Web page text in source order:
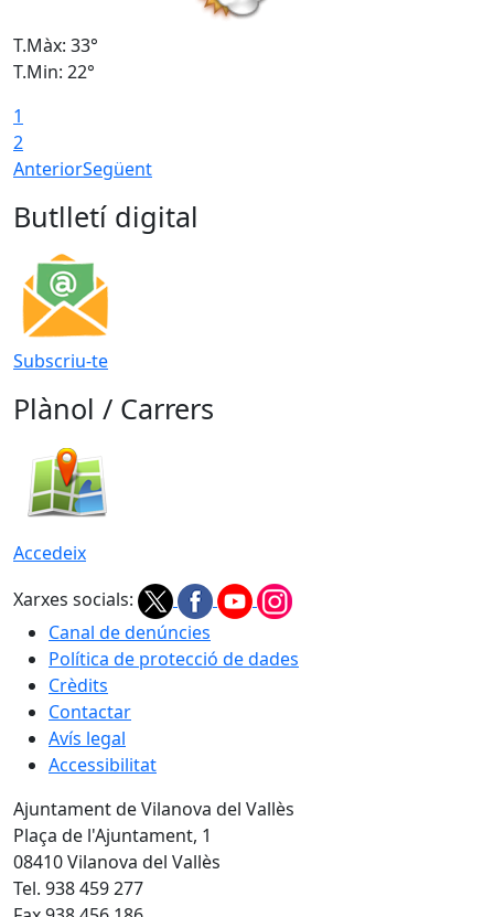
T.Màx: 33°
T.Min: 22°
1
2
AnteriorSegüent
Butlletí digital
Subscriu-te
Plànol / Carrers
Accedeix
Xarxes socials:
Canal de denúncies
Política de protecció de dades
Crèdits
Contactar
Avís legal
Accessibilitat
Ajuntament de Vilanova del Vallès
Plaça de l'Ajuntament, 1
08410 Vilanova del Vallès
Tel. 938 459 277